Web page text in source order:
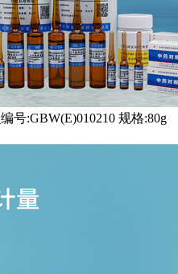
编号:GBW(E)010210 规格:80g